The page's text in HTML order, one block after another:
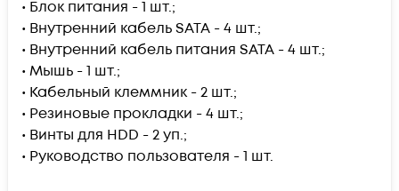
• Блок питания - 1 шт.;
• Внутренний кабель SATA - 4 шт.;
• Внутренний кабель питания SATA - 4 шт.;
• Мышь - 1 шт.;
• Кабельный клеммник - 2 шт.;
• Резиновые прокладки - 4 шт.;
• Винты для HDD - 2 уп.;
• Руководство пользователя - 1 шт.